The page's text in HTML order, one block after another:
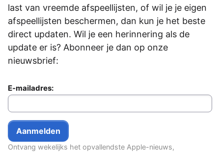
last van vreemde afspeellijsten, of wil je je eigen
afspeellijsten beschermen, dan kun je het beste
direct updaten. Wil je een herinnering als de
update er is? Abonneer je dan op onze
nieuwsbrief:
E-mailadres:
Ontvang wekelijks het opvallendste Apple-nieuws,